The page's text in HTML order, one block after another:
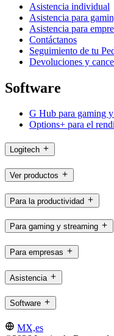
Asistencia individual
Asistencia para
Asistencia para
Contáctanos
Seguimiento de tu
Devoluciones y
Software
G Hub para gaming
Options+ para el
Logitech
Ver productos
Para la productividad
Para gaming y streaming
Para empresas
Asistencia
Software
MX,es